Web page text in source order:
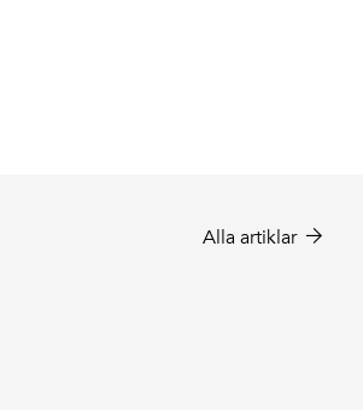
Alla artiklar